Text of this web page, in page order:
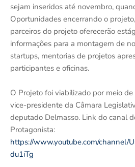
sejam inseridos até novembro,
Oportunidades encerrando o
parceiros do projeto oferecerão
informações para a montagem de
startups, mentorias de projetos
participantes e oficinas.
O Projeto foi viabilizado por meio
vice-presidente da Câmara
deputado Delmasso. Link do canal
Protagonista:
https://www.youtube.com/channel/
du1iTg